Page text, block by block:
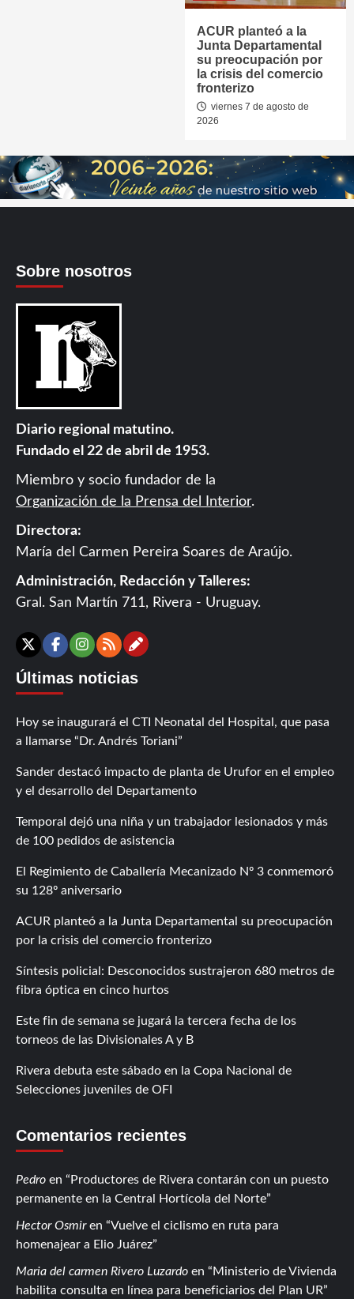
ACUR planteó a la
Junta Departamental
su preocupación por
la crisis del comercio
fronterizo
viernes 7 de agosto de
2026
Sobre nosotros
Diario regional matutino.
Fundado el 22 de abril de 1953.
Miembro y socio fundador de la
Organización de la Prensa del Interior.
Directora:
María del Carmen Pereira Soares de Araújo.
Administración, Redacción y Talleres:
Gral. San Martín 711, Rivera - Uruguay.
X Facebook
Instagram
RSSContáctanos
Últimas noticias
Hoy se inaugurará el CTI Neonatal del Hospital, que pasa
a llamarse “Dr. Andrés Toriani”
Sander destacó impacto de planta de Urufor en el empleo
y el desarrollo del Departamento
Temporal dejó una niña y un trabajador lesionados y más
de 100 pedidos de asistencia
El Regimiento de Caballería Mecanizado Nº 3 conmemoró
su 128º aniversario
ACUR planteó a la Junta Departamental su preocupación
por la crisis del comercio fronterizo
Síntesis policial: Desconocidos sustrajeron 680 metros de
fibra óptica en cinco hurtos
Este fin de semana se jugará la tercera fecha de los
torneos de las Divisionales A y B
Rivera debuta este sábado en la Copa Nacional de
Selecciones juveniles de OFI
Comentarios recientes
Pedro en
Productores de Rivera contarán con un puesto
permanente en la Central Hortícola del Norte
Hector Osmiren
Vuelve el ciclismo en ruta para
homenajear a Elio Juárez
Maria del carmen Rivero Luzardo en
Ministerio de Vivienda
habilita consulta en línea para beneficiarios del Plan UR